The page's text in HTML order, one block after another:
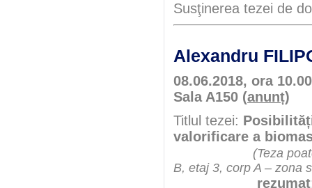
Susţinerea tezei de
Alexandru
08.06.2018, ora
Sala A150 (anunț)
Titlul tezei:
valorificare a
(Teza
B, etaj 3, corp A – zona
rezumat